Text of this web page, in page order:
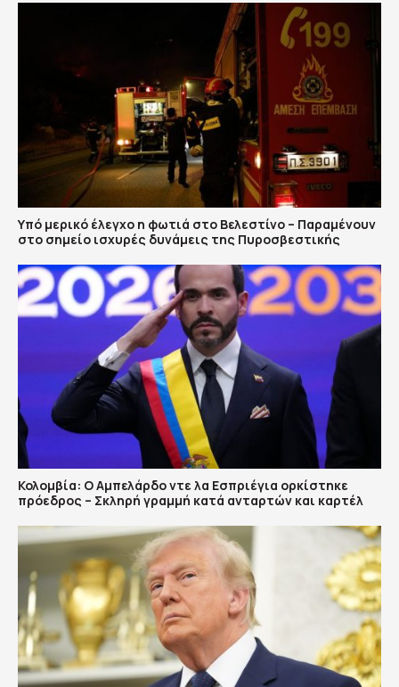
Υπό μερικό έλεγχο η φωτιά στο Βελεστίνο – Παραμένουν
στο σημείο ισχυρές δυνάμεις της Πυροσβεστικής
Κολομβία: Ο Αμπελάρδο ντε λα Εσπριέγια ορκίστηκε
πρόεδρος – Σκληρή γραμμή κατά ανταρτών και καρτέλ